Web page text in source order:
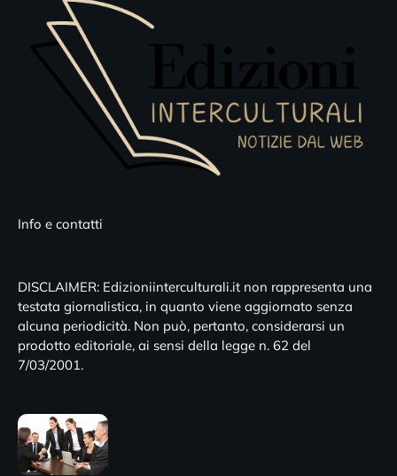
Info e contatti
DISCLAIMER: Edizioniinterculturali.it non rappresenta una
testata giornalistica, in quanto viene aggiornato senza
alcuna periodicità. Non può, pertanto, considerarsi un
prodotto editoriale, ai sensi della legge n. 62 del
7/03/2001.